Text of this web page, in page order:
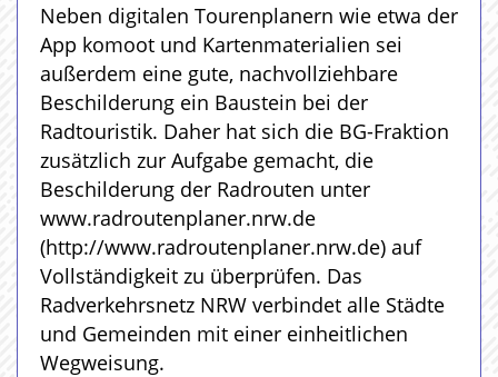
Neben digitalen Tourenplanern wie etwa der
App komoot und Kartenmaterialien sei
außerdem eine gute, nachvollziehbare
Beschilderung ein Baustein bei der
Radtouristik. Daher hat sich die BG-Fraktion
zusätzlich zur Aufgabe gemacht, die
Beschilderung der Radrouten unter
www.radroutenplaner.nrw.de
(http://www.radroutenplaner.nrw.de) auf
Vollständigkeit zu überprüfen. Das
Radverkehrsnetz NRW verbindet alle Städte
und Gemeinden mit einer einheitlichen
Wegweisung.